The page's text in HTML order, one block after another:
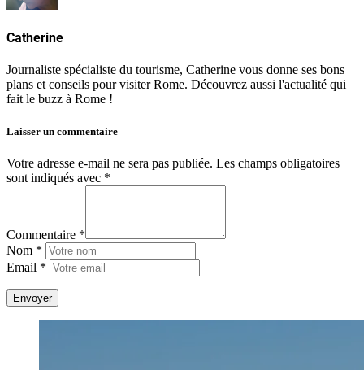
Catherine
Journaliste spécialiste du tourisme, Catherine vous donne ses bons
plans et conseils pour visiter Rome. Découvrez aussi l'actualité qui
fait le buzz à Rome !
Laisser un commentaire
Votre adresse e-mail ne sera pas publiée. Les champs obligatoires
sont indiqués avec *
Commentaire *
Nom *
Email *